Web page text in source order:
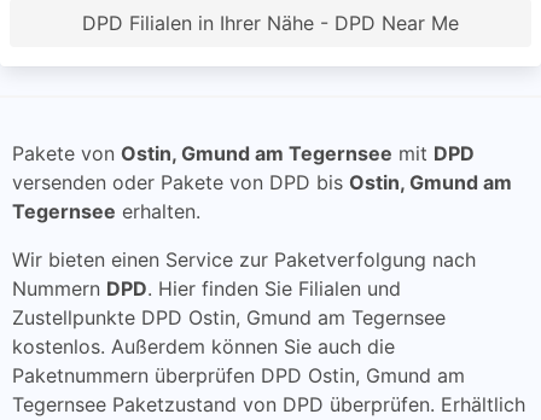
DPD Filialen in Ihrer Nähe - DPD Near Me
Pakete von Ostin, Gmund am Tegernsee mit DPD
versenden oder Pakete von DPD bis Ostin, Gmund am
Tegernsee erhalten.
Wir bieten einen Service zur Paketverfolgung nach
Nummern DPD. Hier finden Sie Filialen und
Zustellpunkte DPD Ostin, Gmund am Tegernsee
kostenlos. Außerdem können Sie auch die
Paketnummern überprüfen DPD Ostin, Gmund am
Tegernsee Paketzustand von DPD überprüfen. Erhältlich